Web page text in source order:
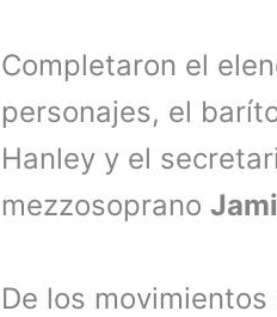
Completaron el
personajes, el
Hanley y el
mezzosoprano
De los